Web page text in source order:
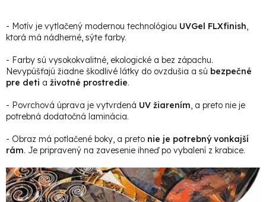
- Motív je vytlačený modernou technológiou UVGel FLXfinish,
ktorá má nádherné, sýte farby.
- Farby sú vysokokvalitné, ekologické a bez zápachu.
Nevypúšťajú žiadne škodlivé látky do ovzdušia a sú bezpečné
pre deti a životné prostredie.
- Povrchová úprava je vytvrdená UV žiarením, a preto nie je
potrebná dodatočná laminácia.
- Obraz má potlačené boky, a preto nie je potrebný vonkajší
rám. Je pripravený na zavesenie ihneď po vybalení z krabice.